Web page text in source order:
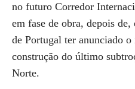
no futuro Corredor
em fase de obra, depois
de Portugal ter anunciado
construção do último
Norte.